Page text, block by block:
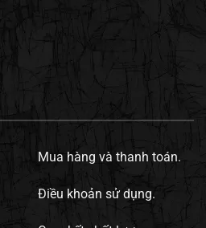
Mua hàng và thanh toán.
Điều khoản sử dụng.